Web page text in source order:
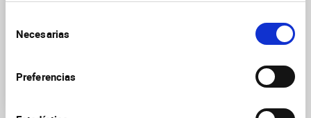
Necesarias
Preferencias
Asymmetric division of
development and
tumorigenesis